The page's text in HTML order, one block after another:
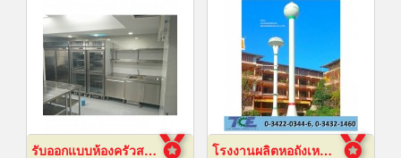
รับออกแบบห้องครัวสแตนเลส โรงงานผลิตหอถังเหล็กเก็บน้ำ